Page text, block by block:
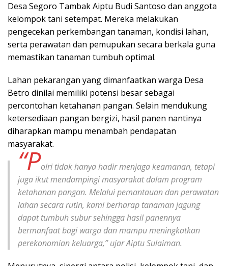
Desa Segoro Tambak Aiptu Budi Santoso dan anggota
kelompok tani setempat. Mereka melakukan
pengecekan perkembangan tanaman, kondisi lahan,
serta perawatan dan pemupukan secara berkala guna
memastikan tanaman tumbuh optimal.
Lahan pekarangan yang dimanfaatkan warga Desa
Betro dinilai memiliki potensi besar sebagai
percontohan ketahanan pangan. Selain mendukung
ketersediaan pangan bergizi, hasil panen nantinya
diharapkan mampu menambah pendapatan
masyarakat.
“Polri tidak hanya hadir menjaga keamanan, tetapi
juga ikut mendampingi masyarakat dalam program
ketahanan pangan. Melalui pemantauan dan perawatan
lahan secara rutin, kami berharap tanaman jagung
dapat tumbuh subur sehingga hasil panennya
bermanfaat bagi warga dan mampu meningkatkan
perekonomian keluarga,” ujar Aiptu Sulaiman.